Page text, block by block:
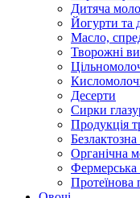
Дитяча
Йогурти та
Масло,
Творожні
Десерти
Сирки
Продукція
Органічна
Фермерська
Протеїнова